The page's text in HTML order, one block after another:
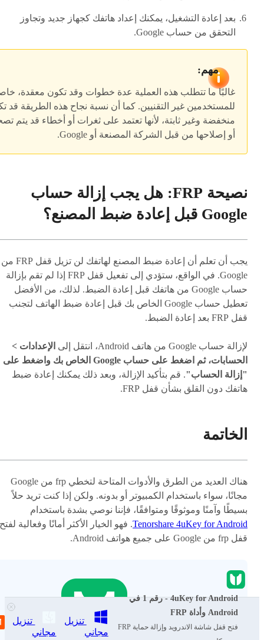
بعد إعادة التشغيل، يمكنك إعداد هاتفك كجهاز جديد وتجاوز
التحقق من حساب Google.
مهم:
غالبًا ما تتطلب هذه العملية عدة خطوات وقد تكون معقدة،
للمستخدمين غير التقنيين. كما أن نسبة نجاح هذه الطريقة قد
منخفضة وغير ثابتة، لأنها تعتمد على ثغرات أو أخطاء قد يتم
أو إصلاحها من قبل الشركة المصنعة أو Google.
نصيحة FRP: هل يجب إزالة حساب
Google قبل إعادة ضبط المصنع؟
يجب أن تعلم أن إعادة ضبط المصنع لهاتفك لن تزيل قفل FRP من
Google. في الواقع، ستؤدي إلى تفعيل قفل FRP إذا لم تقم بإزالة
حساب Google من هاتفك قبل إعادة الضبط. لذلك، من الأفضل
تعطيل حساب Google الخاص بك قبل إعادة ضبط الهاتف لتجنب
قفل FRP بعد إعادة الضبط.
لإزالة حساب Google من هاتف Android، انتقل إلى
الإعدادات >
الحسابات، ثم اضغط على حساب Google الخاص بك واضغط على
"إزالة الحساب". قم بتأكيد الإزالة، وبعد ذلك يمكنك إعادة ضبط
هاتفك دون القلق بشأن قفل FRP.
الخاتمة
هناك العديد من الطرق والأدوات المتاحة لتخطي frp من Google
مجانًا، سواء باستخدام الكمبيوتر أو بدونه. ولكن إذا كنت تريد حلاً
بسيطًا وآمنًا وموثوقًا ومتوافقًا، فإننا نوصي بشدة باستخدام
Tenorshare 4uKey for Android. فهو الخيار الأكثر أمانًا وفعالية لفتح
قفل frp من Google على جميع هواتف Android.
4uKey for Android - رقم 1 لأداة
4uKey for Android - رقم 1 في
Android وأداة FRP
فتح قفل شاشة الاندرويد وإزالة حماية FRP
تنزيل
مجاني
تنزيل
مجاني